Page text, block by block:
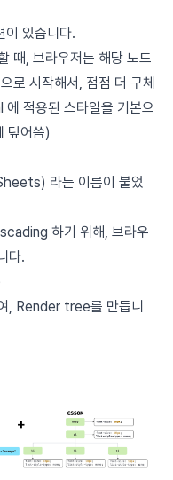
이 있습니다.
때, 브라우저는 해당 노드
로 시작해서, 점점 더 구체
적용된 스타일을 기본으
덮어씀)
라는 이름이 붙었
하기 위해, 브라우
다.
, Render tree를 만듭니